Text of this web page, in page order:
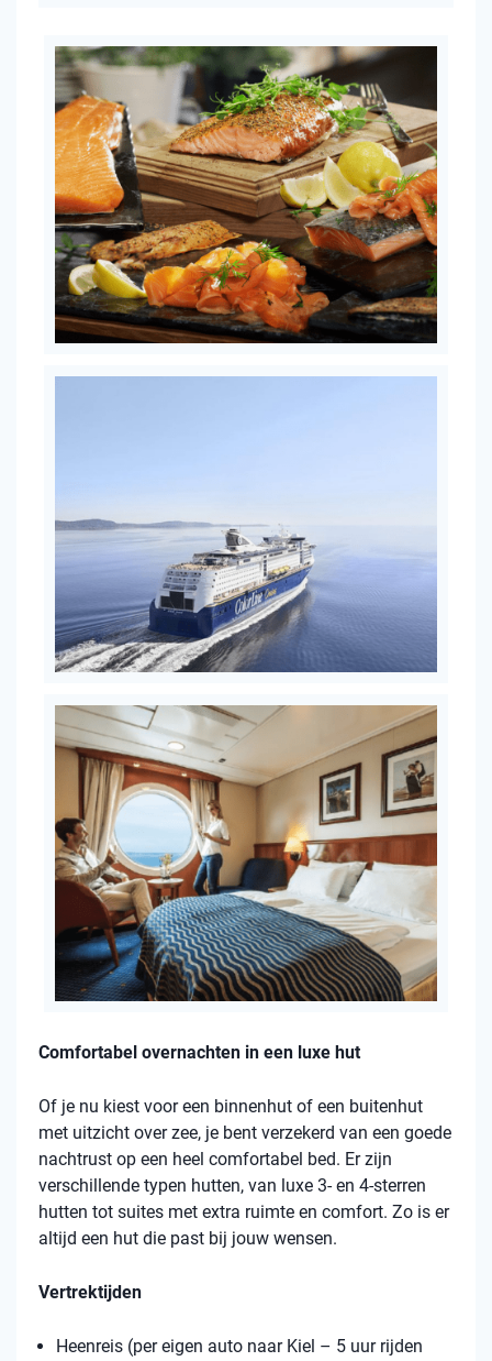
Comfortabel overnachten in een luxe hut
Of je nu kiest voor een binnenhut of een buitenhut
met uitzicht over zee, je bent verzekerd van een goede
nachtrust op een heel comfortabel bed. Er zijn
verschillende typen hutten, van luxe 3- en 4-sterren
hutten tot suites met extra ruimte en comfort. Zo is er
altijd een hut die past bij jouw wensen.
Vertrektijden
Heenreis (per eigen auto naar Kiel – 5 uur rijden